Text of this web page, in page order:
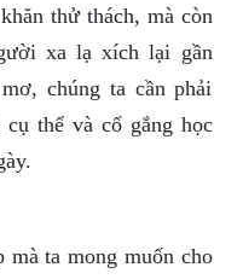
thử thách, mà còn
xa lạ xích lại gần
chúng ta cần phải
thể và cố gắng học
ta mong muốn cho